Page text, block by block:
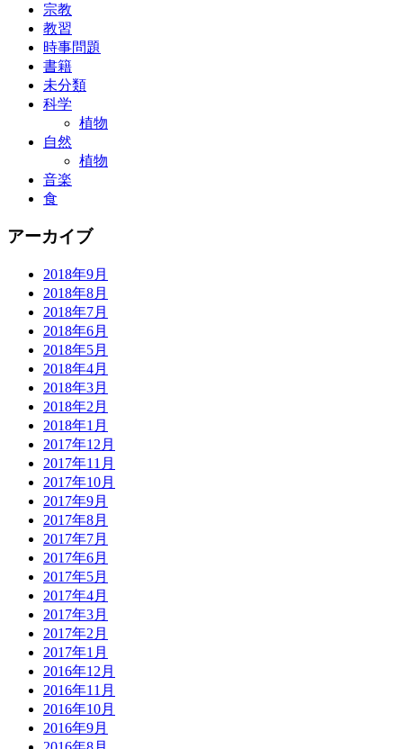
宗教
教習
時事問題
書籍
未分類
科学
植物
自然
植物
音楽
食
アーカイブ
2018年9月
2018年8月
2018年7月
2018年6月
2018年5月
2018年4月
2018年3月
2018年2月
2018年1月
2017年12月
2017年11月
2017年10月
2017年9月
2017年8月
2017年7月
2017年6月
2017年5月
2017年4月
2017年3月
2017年2月
2017年1月
2016年12月
2016年11月
2016年10月
2016年9月